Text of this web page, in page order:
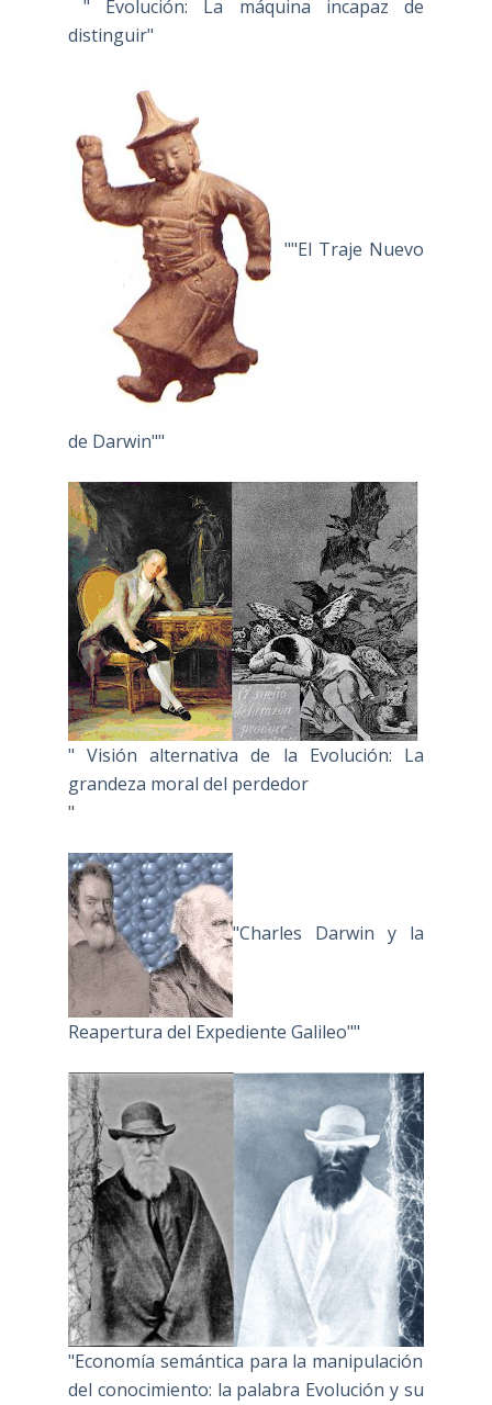
" Evolución: La máquina incapaz de
distinguir"
""El Traje Nuevo
de Darwin""
" Visión alternativa de la Evolución: La
grandeza moral del perdedor
"
"Charles Darwin y la
Reapertura del Expediente Galileo""
"Economía semántica para la manipulación
del conocimiento: la palabra Evolución y su